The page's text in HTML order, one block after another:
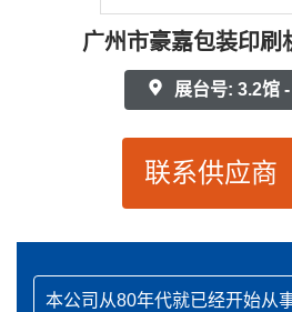
广州市豪嘉包装印刷
展台号: 3.2馆
联系供应商
本公司从80年代就已经开始从